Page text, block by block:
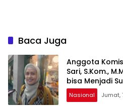
Baca Juga
Anggota Komisi
Sari, S.Kom.,
bisa Menjadi
Generasi
Pemerintah,
Nasional Jumat,